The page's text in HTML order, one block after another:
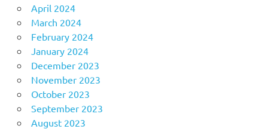
April 2024
March 2024
February 2024
January 2024
December 2023
November 2023
October 2023
September 2023
August 2023